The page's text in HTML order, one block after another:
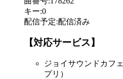
キー:0
配信予定:配信済み
【対応サービス】
ジョイサウンドカフ
プリ）